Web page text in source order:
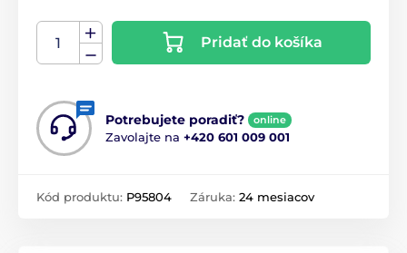
Pridať do košíka
Potrebujete poradiť? online
Zavolajte na +420 601 009 001
Kód produktu: P95804 Záruka: 24 mesiacov